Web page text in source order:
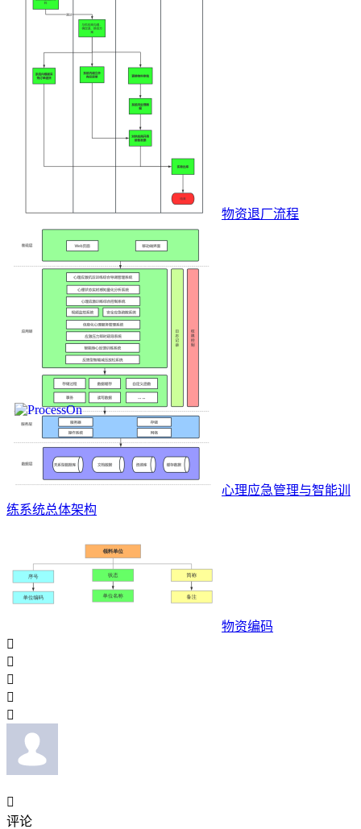
物资退厂流程
心理应急管理与智能训
练系统总体架构
物资编码






评论